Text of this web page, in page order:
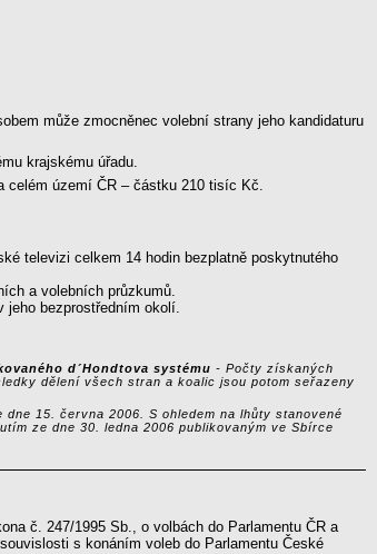
může zmocněnec volební strany jeho kandidaturu
krajskému úřadu.
celém území ČR – částku 210 tisíc Kč.
televizi celkem 14 hodin bezplatně poskytnutého
a volebních průzkumů.
jeho bezprostředním okolí.
d´Hondtova systému - Počty získaných
dělení všech stran a koalic jsou potom seřazeny
15. června 2006. S ohledem na lhůty stanovené
ze dne 30. ledna 2006 publikovaným ve Sbírce
č. 247/1995 Sb., o volbách do Parlamentu ČR a
s konáním voleb do Parlamentu České